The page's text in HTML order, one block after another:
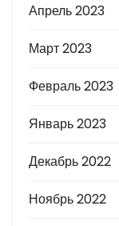
Апрель 2023
Март 2023
Февраль 2023
Январь 2023
Декабрь 2022
Ноябрь 2022